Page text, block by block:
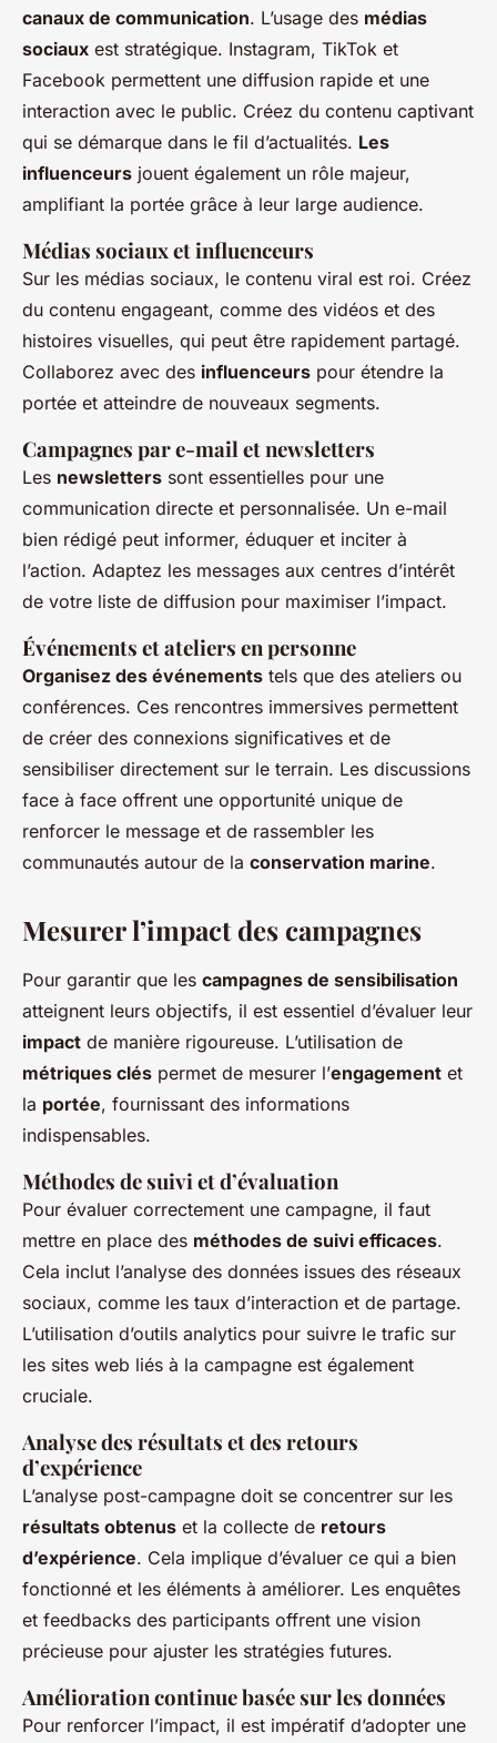
canaux de communication. L’usage des médias
sociaux est stratégique. Instagram, TikTok et
Facebook permettent une diffusion rapide et une
interaction avec le public. Créez du contenu captivant
qui se démarque dans le fil d’actualités. Les
influenceurs jouent également un rôle majeur,
amplifiant la portée grâce à leur large audience.
Médias sociaux et influenceurs
Sur les médias sociaux, le contenu viral est roi. Créez
du contenu engageant, comme des vidéos et des
histoires visuelles, qui peut être rapidement partagé.
Collaborez avec des influenceurs pour étendre la
portée et atteindre de nouveaux segments.
Campagnes par e-mail et newsletters
Les newsletters sont essentielles pour une
communication directe et personnalisée. Un e-mail
bien rédigé peut informer, éduquer et inciter à
l’action. Adaptez les messages aux centres d’intérêt
de votre liste de diffusion pour maximiser l’impact.
Événements et ateliers en personne
Organisez des événements tels que des ateliers ou
conférences. Ces rencontres immersives permettent
de créer des connexions significatives et de
sensibiliser directement sur le terrain. Les discussions
face à face offrent une opportunité unique de
renforcer le message et de rassembler les
communautés autour de la conservation marine.
Mesurer l’impact des campagnes
Pour garantir que les campagnes de sensibilisation
atteignent leurs objectifs, il est essentiel d’évaluer leur
impact de manière rigoureuse. L’utilisation de
métriques clés permet de mesurer l’engagement et
la portée, fournissant des informations
indispensables.
Méthodes de suivi et d’évaluation
Pour évaluer correctement une campagne, il faut
mettre en place des méthodes de suivi efficaces.
Cela inclut l’analyse des données issues des réseaux
sociaux, comme les taux d’interaction et de partage.
L’utilisation d’outils analytics pour suivre le trafic sur
les sites web liés à la campagne est également
cruciale.
Analyse des résultats et des retours
d’expérience
L’analyse post-campagne doit se concentrer sur les
résultats obtenus et la collecte de retours
d’expérience. Cela implique d’évaluer ce qui a bien
fonctionné et les éléments à améliorer. Les enquêtes
et feedbacks des participants offrent une vision
précieuse pour ajuster les stratégies futures.
Amélioration continue basée sur les données
Pour renforcer l’impact, il est impératif d’adopter une